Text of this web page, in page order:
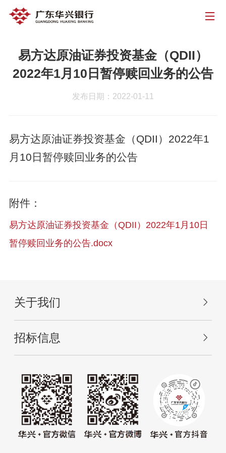
易方达原油证券投资基金（QDII）
2022年1月10日暂停赎回业务的公告
发布日期：2022-01-11
易方达原油证券投资基金（QDII）2022年1
月10日暂停赎回业务的公告
附件：
易方达原油证券投资基金（QDII）2022年1月10日
暂停赎回业务的公告.docx
关于我们
招标信息